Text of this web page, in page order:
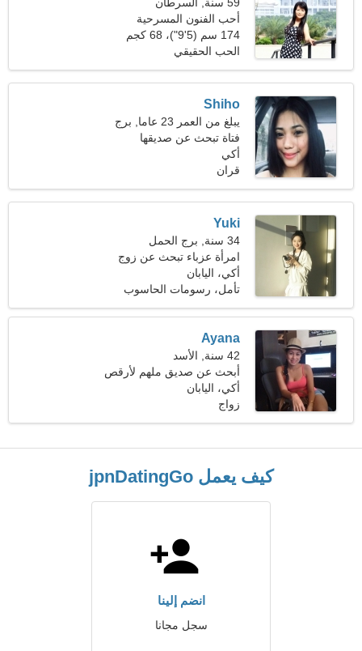
أحب الفنون المسرحية
والحفلات الموسيقية 174 سم (5'9")، 68 كجم
(149 رطلا)
الحب الحقيقي
Shiho
يبلغ من العمر 23 عاما, برج
الجدي
فتاة تبحث عن صديقها
أكي
قران
Yuki
34 سنة, برج الحمل
امرأة عزباء تبحث عن زوج
أكي، اليابان
تأمل، رسومات الحاسوب
Ayana
42 سنة, الأسد
أبحث عن صديق ملهم لأرقص
أكي، اليابان
زواج
كيف يعمل jpnDatingGo
انضم إلينا
سجل مجانا